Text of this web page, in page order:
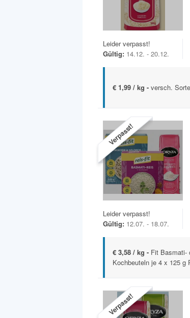
Leider verpasst!
Gültig: 14.12. - 20.12.
€ 1,99 / kg - versch.
Verpasst!
Leider verpasst!
Gültig: 12.07. - 18.07.
€ 3,58 / kg - Fit Basmati-
Kochbeuteln je 4 x 125 g
Verpasst!